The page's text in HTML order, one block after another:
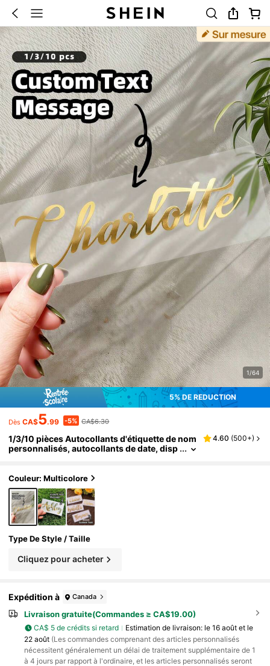
1/64
5% DE RÉDUCTION
Dès CA$5.99 -5% CA$6.30
1/3/10 pièces Autocollants d'étiquette de nom
personnalisés, autocollants de date, disp
ses en verre, tasses en papier, ballons, autoc
ollants de calligraphie, décoration de boîte ca
deau, saison de la rentrée scolaire, idées de c
adeaux
4.60 (500+)
Couleur: Multicolore
Type De Style / Taille
Cliquez pour acheter
Expédition à Canada
Livraison gratuite(Commandes ≥ CA$19.00)
CA$ 5 de crédits si retard Estimation de livraison: le 16 août et le
22 août (Les commandes comprenant des articles personnalisés
nécessitent généralement un délai de traitement supplémentaire de 1
à 4 jours par rapport à l'ordinaire, et les articles personnalisés seront